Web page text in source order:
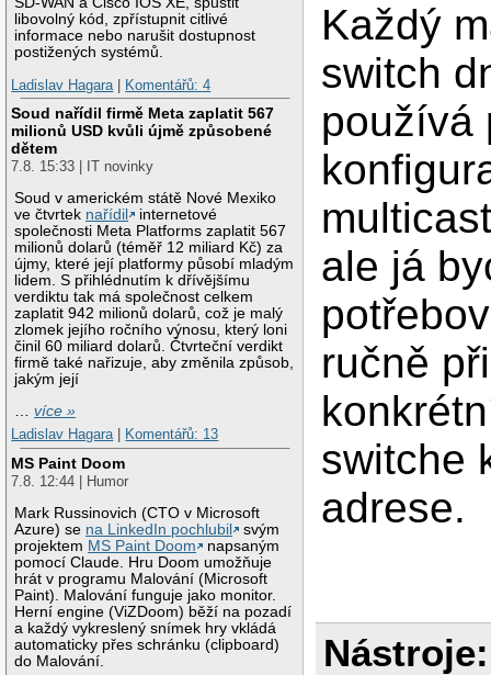
libovolný kód, zpřístupnit citlivé
informace nebo narušit dostupnost
postižených systémů.
Ladislav Hagara
Komentářů: 4
Soud nařídil firmě Meta zaplatit 567
milionů USD kvůli újmě způsobené
dětem
7.8. 15:33 | IT novinky
Soud v americkém státě Nové Mexiko
ve čtvrtek nařídil
internetové
společnosti Meta Platforms zaplatit 567
milionů dolarů (téměř 12 miliard Kč) za
újmy, které její platformy působí mladým
lidem. S přihlédnutím k dřívějšímu
verdiktu tak má společnost celkem
zaplatit 942 milionů dolarů, což je malý
zlomek jejího ročního výnosu, který loni
činil 60 miliard dolarů. Čtvrteční verdikt
firmě také nařizuje, aby změnila způsob,
jakým její
…více »
Ladislav Hagara| Komentářů: 13
MS Paint Doom
7.8. 12:44 | Humor
Mark Russinovich (CTO v Microsoft
Azure) se na LinkedIn pochlubil
svým
projektem MS Paint Doom
napsaným
pomocí Claude. Hru Doom umožňuje
hrát v programu Malování (Microsoft
Paint). Malování funguje jako monitor.
Herní engine (ViZDoom) běží na pozadí
a každý vykreslený snímek hry vkládá
automaticky přes schránku (clipboard)
do Malování.
Každý
switch
používá
ale já
ručně
switche
adrese.
Nástroje: